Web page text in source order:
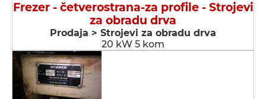
Frezer - četverostrana-za profile - Strojevi
za obradu drva
Prodaja > Strojevi za obradu drva
20 kW 5 kom